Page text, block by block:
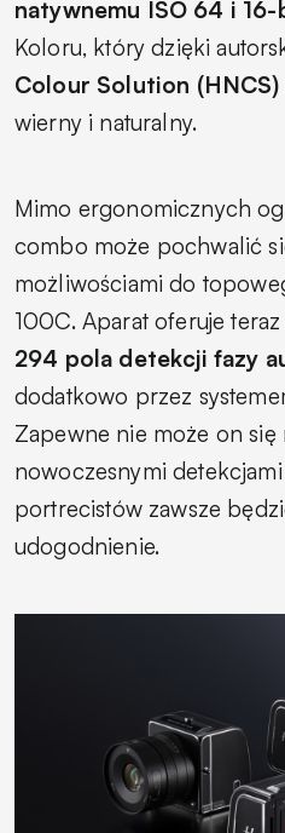
natywnemu ISO 64 i
Koloru, który dzięki
Colour Solution (HNCS)
wierny i naturalny.
Mimo ergonomicznych
combo może pochwalić
możliwościami do
100C. Aparat oferuje teraz
294 pola detekcji fazy
dodatkowo przez
Zapewne nie może on się
nowoczesnymi
portrecistów zawsze
udogodnienie.